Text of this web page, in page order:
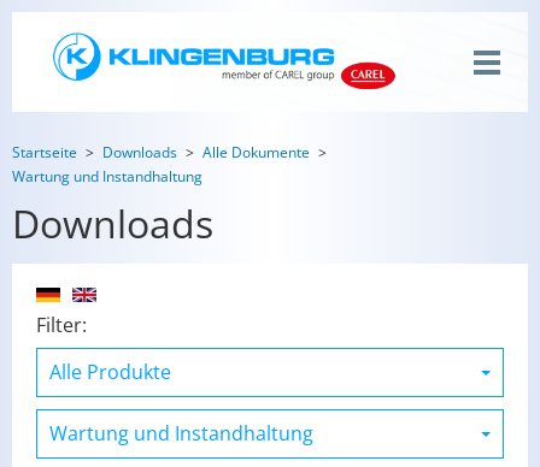
Startseite Downloads
Alle Dokumente
Wartung und Instandhaltung
Downloads
Filter: